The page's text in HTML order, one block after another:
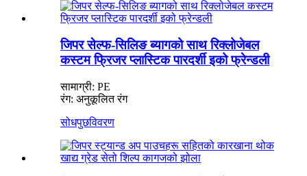
जिपर सेल्फ-सिलिङ ब्यागको साथ रिक्लोजेबल
कस्टम फ्रिजर प्लास्टिक पारदर्शी इको फ्रेन्डली
सामाग्री: PE
रंग: अनुकूलित रंग
सोधपुछविवरण